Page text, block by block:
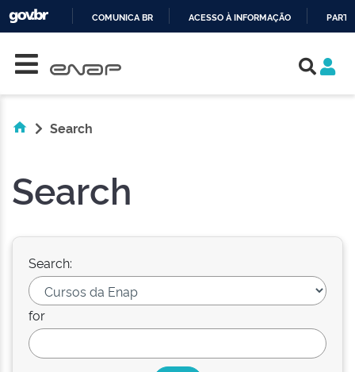
COMUNICA BR ACESSO À INFORMAÇÃO
Search
Search
Search:
for